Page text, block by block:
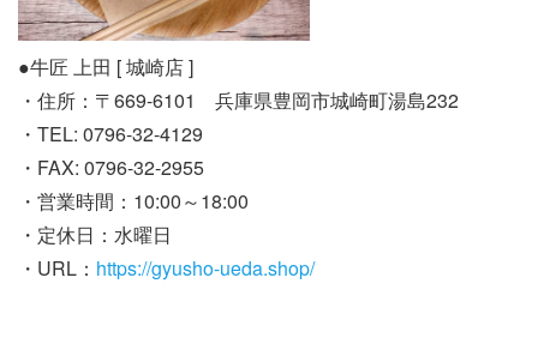
●牛匠 上田 [ 城崎店 ]
・住所：〒669-6101 兵庫県豊岡市城崎町湯島232
・TEL: 0796-32-4129
・FAX: 0796-32-2955
・営業時間：10:00～18:00
・定休日：水曜日
・URL： https://gyusho-ueda.shop/